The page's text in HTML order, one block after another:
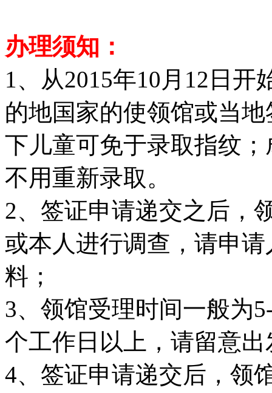
办理须知：
1、从2015年10月12日
的地国家的使领馆或当
下儿童可免于录取指纹
不用重新录取。
2、签证申请递交之后，
或本人进行调查，请申
料；
3、领馆受理时间一般为
个工作日以上，请留意
4、签证申请递交后，领